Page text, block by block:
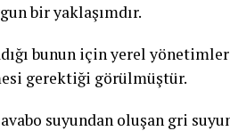
bir yaklaşımdır.
bunun için yerel
gerektiği görülmüştür.
suyundan oluşan gri